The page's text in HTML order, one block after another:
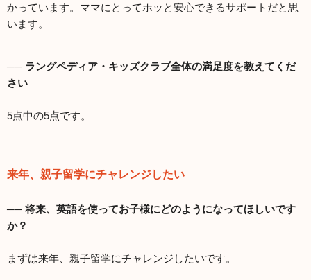
かっています。ママにとってホッと安心できるサポートだと思
います。
── ラングペディア・キッズクラブ全体の満足度を教えてくだ
さい
5点中の5点です。
来年、親子留学にチャレンジしたい
── 将来、英語を使ってお子様にどのようになってほしいです
か？
まずは来年、親子留学にチャレンジしたいです。